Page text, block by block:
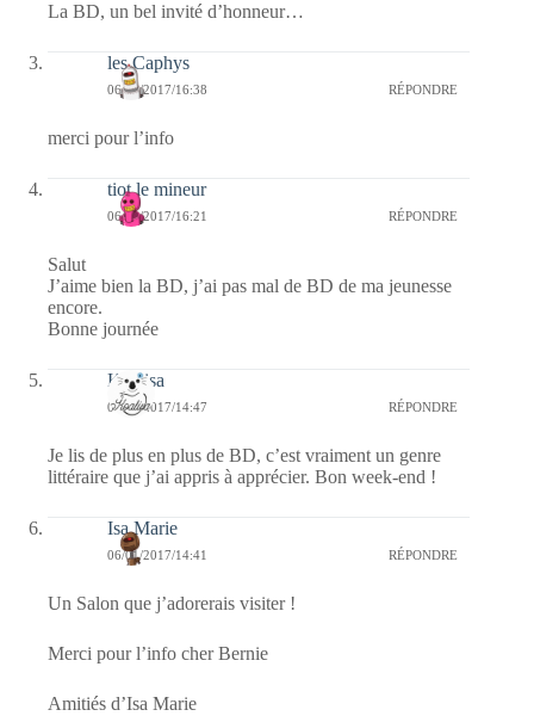
La BD, un bel invité d’honneur…
les Caphys
06/01/2017/16:38 RÉPONDRE
merci pour l’info
tiot le mineur
06/01/2017/16:21 RÉPONDRE
Salut
J’aime bien la BD, j’ai pas mal de BD de ma jeunesse
encore.
Bonne journée
Koalisa
06/01/2017/14:47 RÉPONDRE
Je lis de plus en plus de BD, c’est vraiment un genre
littéraire que j’ai appris à apprécier. Bon week-end !
Isa Marie
06/01/2017/14:41 RÉPONDRE
Un Salon que j’adorerais visiter !
Merci pour l’info cher Bernie
Amitiés d’Isa Marie